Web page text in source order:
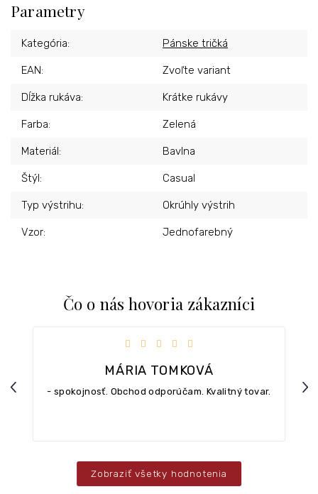
Parametry
Kategória: Pánske tričká
EAN: Zvoľte variant
Dĺžka rukáva: Krátke rukávy
Farba: Zelená
Materiál: Bavlna
Štýl: Casual
Typ výstrihu: Okrúhly výstrih
Vzor: Jednofarebný
Čo o nás hovoria zákazníci
Previous
MÁRIA TOMKOVÁ
Hodnotenie obchodu je 5 z 5 hviezdičiek.
- spokojnosť. Obchod odporúčam. Kvalitný tovar.
Zobraziť všetky hodnotenia